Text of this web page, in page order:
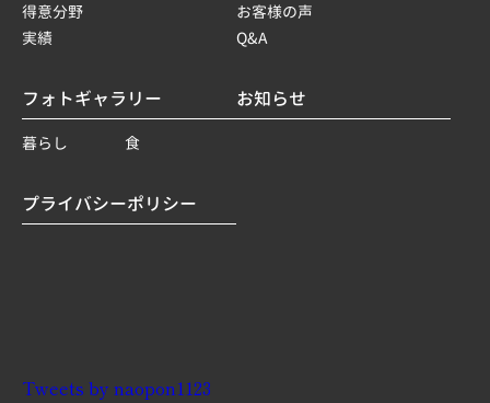
得意分野
お客様の声
実績
Q&A
フォトギャラリー
暮らし 食
お知らせ
プライバシーポリシー
Tweets by naopon1123